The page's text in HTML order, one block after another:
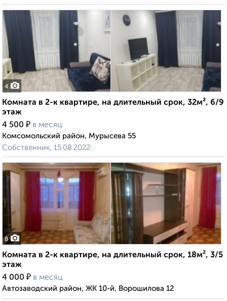
4
Комната в 2-к квартире, на длительный срок, 32м², 6/9
этаж
4 500 ₽ в месяц
Комсомольский район, Мурысева 55
Собственник, 15.08.2022
8
Комната в 2-к квартире, на длительный срок, 18м², 3/5
этаж
4 000 ₽ в месяц
Автозаводский район, ЖК 10-й, Ворошилова 12